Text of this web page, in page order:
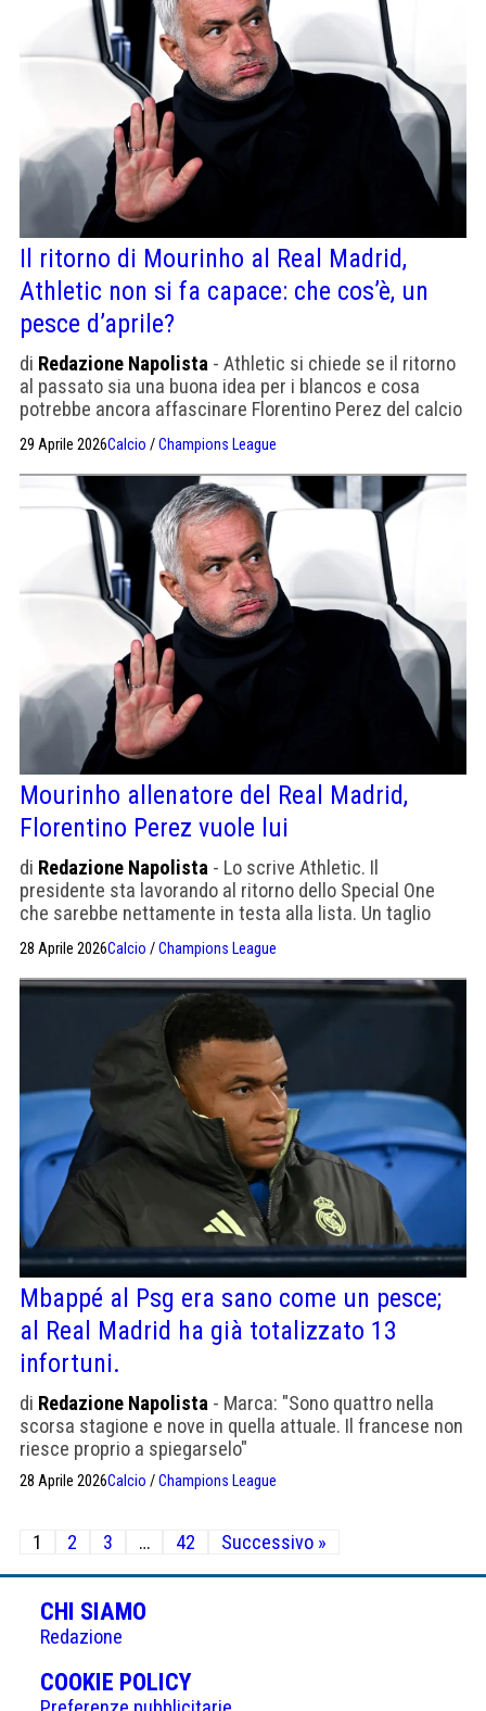
Il ritorno di Mourinho al Real Madrid,
Athletic non si fa capace: che cos’è, un
pesce d’aprile?
di Redazione Napolista - Athletic si chiede se il ritorno
al passato sia una buona idea per i blancos e cosa
potrebbe ancora affascinare Florentino Perez del calcio
"moderno" non è riuscito.
29 Aprile 2026Calcio /Champions League
Mourinho allenatore del Real Madrid,
Florentino Perez vuole lui
di Redazione Napolista - Lo scrive Athletic. Il
presidente sta lavorando al ritorno dello Special One
che sarebbe nettamente in testa alla lista. Un taglio
modello Ancelotti
28 Aprile 2026Calcio /Champions League
Mbappé al Psg era sano come un pesce;
al Real Madrid ha già totalizzato 13
infortuni.
di Redazione Napolista - Marca: "Sono quattro nella
scorsa stagione e nove in quella attuale. Il francese non
riesce proprio a spiegarselo"
28 Aprile 2026Calcio /Champions League
Paginazione
degli
articoli
1 2 3 … 42 Successivo »
CHI SIAMO
Redazione
COOKIE POLICY(APRE